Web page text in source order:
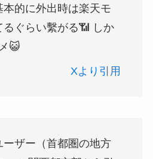
本的に外出時は楽天モ
ぐらい繫がる📶 しか
😺
Xより引用
ザー（首都圏の地方